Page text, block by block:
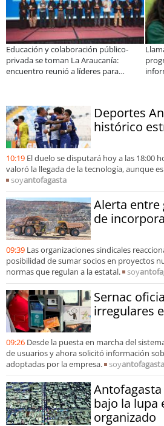
público-
La Araucanía:
a líderes para
Llaman a
programas de
informado al SAE
Deportes
histórico
10:19 El duelo se disputará hoy a las 18:00
valoró la llegada de la tecnología, aunque
soyantofagasta
Alerta entre
de
09:39 Las organizaciones sindicales
posibilidad de sumar socios en proyectos
normas que regulan a la estatal.
soy
Sernac
irregulares
09:26 Desde la puesta en marcha del
de usuarios y ahora solicitó información
adoptadas por la empresa.
soyantofagasta
bajo la lupa
organizado